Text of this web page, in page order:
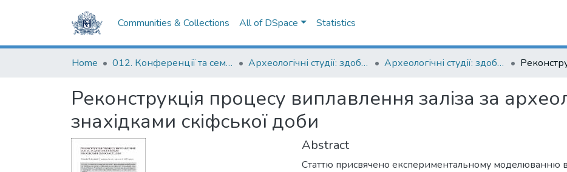
Communities & Collections All of DSpace Statistics
Home 012. Конференції та семінари НаУКМА Археологічні студії: здобутки та перспективи Археологічні студії: здобутки та перспективи 2023
Реконструкція процесу виплавлення заліза за
знахідками скіфської доби
Abstract
Статтю присвячено експериментальному моделюванню